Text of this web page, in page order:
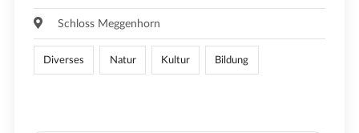
Schloss Meggenhorn
Diverses Natur Kultur Bildung